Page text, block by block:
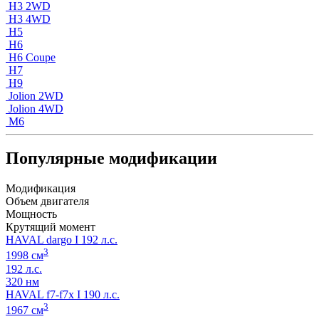
H3 2WD
H3 4WD
H5
H6
H6 Coupe
H7
H9
Jolion 2WD
Jolion 4WD
M6
Популярные модификации
Модификация
Объем двигателя
Мощность
Крутящий момент
HAVAL dargo I 192 л.с.
1998 см3
192 л.с.
320 нм
HAVAL f7-f7x I 190 л.с.
1967 см3